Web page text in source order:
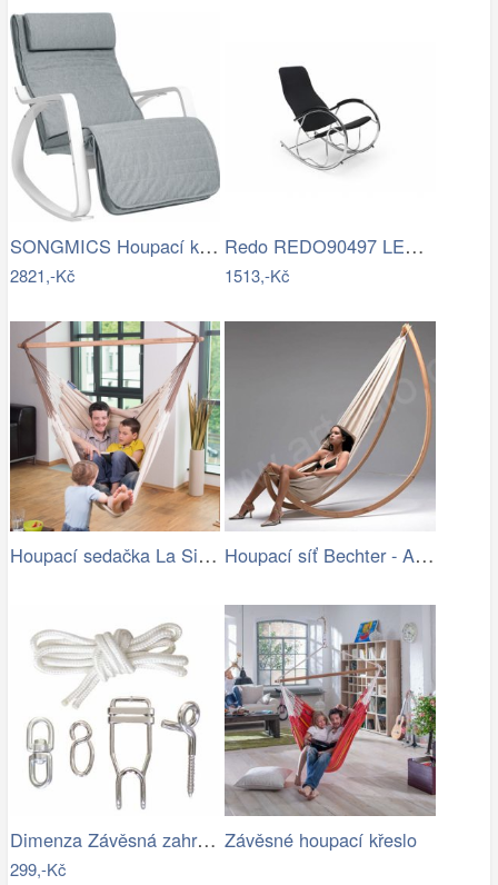
SONGMICS Houpací křeslo Faux světle šedé
2821,-Kč
Redo REDO90497 LED venkovní nástěnné…
1513,-Kč
Houpací sedačka La Siesta Habana… Houpací síť Bechter - Artedio.cz
Dimenza Závěsná zahradní souprava na…
299,-Kč
Závěsné houpací křeslo